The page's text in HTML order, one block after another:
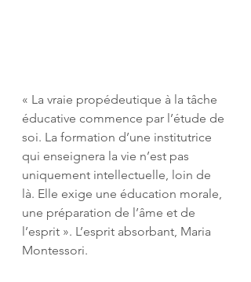
« La vraie propédeutique à la tâche
éducative commence par l’étude de
soi. La formation d’une institutrice
qui enseignera la vie n’est pas
uniquement intellectuelle, loin de
là. Elle exige une éducation morale,
une préparation de l’âme et de
l’esprit ». L’esprit absorbant, Maria
Montessori.